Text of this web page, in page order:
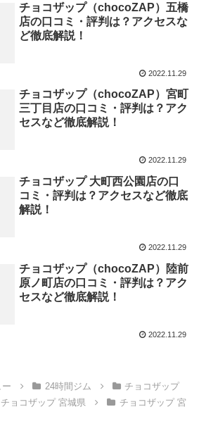
チョコザップ（chocoZAP）五橋
店の口コミ・評判は？アクセスな
ど徹底解説！
2022.11.29
チョコザップ（chocoZAP）宮町
三丁目店の口コミ・評判は？アク
セスなど徹底解説！
2022.11.29
チョコザップ 大町西公園店の口
コミ・評判は？アクセスなど徹底
解説！
2022.11.29
チョコザップ（chocoZAP）陸前
原ノ町店の口コミ・評判は？アク
セスなど徹底解説！
2022.11.29
24時間ジム
チョコザップ
チョコザップ 宮城県
チョコザップ 宮